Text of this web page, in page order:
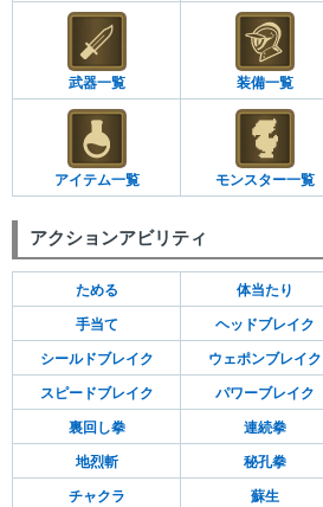
武器一覧 装備一覧
アイテム一覧 モンスター一覧
アクションアビリティ
ためる 体当たり
手当て ヘッドブレイク
シールドブレイク ウェポンブレイク
スピードブレイク パワーブレイク
裏回し拳 連続拳
地烈斬 秘孔拳
チャクラ 蘇生